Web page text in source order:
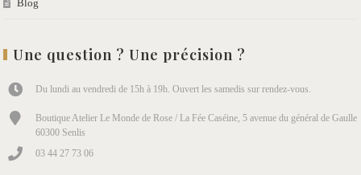
Blog
Une question ? Une précision ?
Du lundi au vendredi de 15h à 19h. Ouvert les samedis sur rendez-vous.
Boutique Atelier Le Monde de Rose / La Fée Caséine, 5 avenue du général de Gaulle
60300 Senlis
03 44 27 73 06